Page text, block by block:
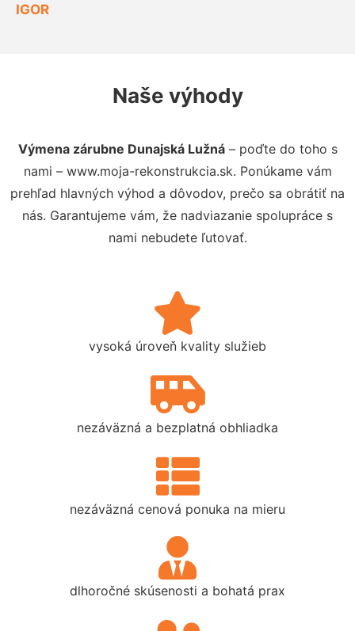
IGOR
Naše výhody
Výmena zárubne Dunajská Lužná– poďte do toho s
nami – www.moja-rekonstrukcia.sk. Ponúkame vám
prehľad hlavných výhod a dôvodov, prečo sa obrátiť na
nás. Garantujeme vám, že nadviazanie spolupráce s
nami nebudete ľutovať.
vysoká úroveň kvality služieb
nezáväzná a bezplatná obhliadka
nezáväzná cenová ponuka na mieru
dlhoročné skúsenosti a bohatá prax